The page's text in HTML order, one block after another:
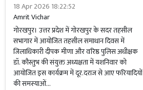
18 Apr 2026 18:22:52
Amrit Vichar
गोरखपुर। उत्तर प्रदेश में गोरखपुर के सदर तहसील
सभागार में आयोजित तहसील समाधान दिवस में
जिलाधिकारी दीपक मीणा और वरिष्ठ पुलिस अधीक्षक
डॉ. कौस्तुभ की संयुक्त अध्यक्षता में यशनिवार को
आयोजित इस कार्यक्रम में दूर.दराज से आए फरियादियों
की समस्याओं...